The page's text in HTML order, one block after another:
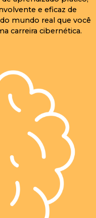
e eficaz de
mundo real que você
carreira cibernética.